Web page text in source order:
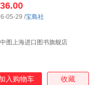
中图上海进口图书旗舰店
05-29 /宝島社
入购物车 收藏